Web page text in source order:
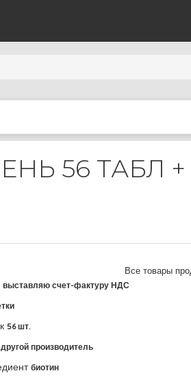
56 ТАБЛ +
Все товары
выставляю счет-фактуру НДС
56 шт.
другой производитель
биотин